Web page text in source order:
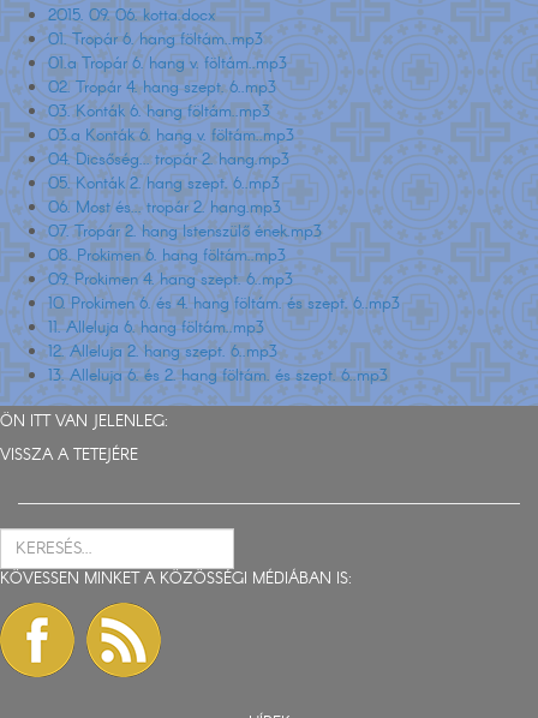
2015. 09. 06. kotta.docx
01. Tropár 6. hang föltám..mp3
01.a Tropár 6. hang v. föltám..mp3
02. Tropár 4. hang szept. 6..mp3
03. Konták 6. hang föltám..mp3
03.a Konták 6. hang v. föltám..mp3
04. Dicsőség... tropár 2. hang.mp3
05. Konták 2. hang szept. 6..mp3
06. Most és... tropár 2. hang.mp3
07. Tropár 2. hang Istenszülő ének.mp3
08. Prokimen 6. hang föltám..mp3
09. Prokimen 4. hang szept. 6..mp3
10. Prokimen 6. és 4. hang föltám. és szept. 6..mp3
11. Alleluja 6. hang föltám..mp3
12. Alleluja 2. hang szept. 6..mp3
13. Alleluja 6. és 2. hang föltám. és szept. 6..mp3
ÖN ITT VAN JELENLEG:
VISSZA A TETEJÉRE
KÖVESSEN MINKET A KÖZÖSSÉGI MÉDIÁBAN IS: